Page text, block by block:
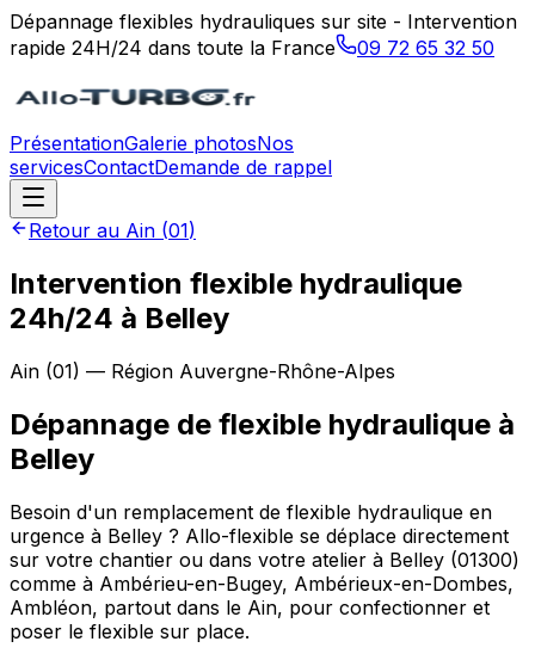
Dépannage flexibles hydrauliques sur site - Intervention
rapide 24H/24 dans toute la France
09 72 65 32 50
PrésentationGalerie photosNos
servicesContactDemande de rappel
Retour au Ain (01)
Intervention flexible hydraulique
24h/24 à Belley
Ain (01) — Région Auvergne-Rhône-Alpes
Dépannage de flexible hydraulique à
Belley
Besoin d'un remplacement de flexible hydraulique en
urgence à Belley ? Allo-flexible se déplace directement
sur votre chantier ou dans votre atelier à Belley (01300)
comme à Ambérieu-en-Bugey, Ambérieux-en-Dombes,
Ambléon, partout dans le Ain, pour confectionner et
poser le flexible sur place.